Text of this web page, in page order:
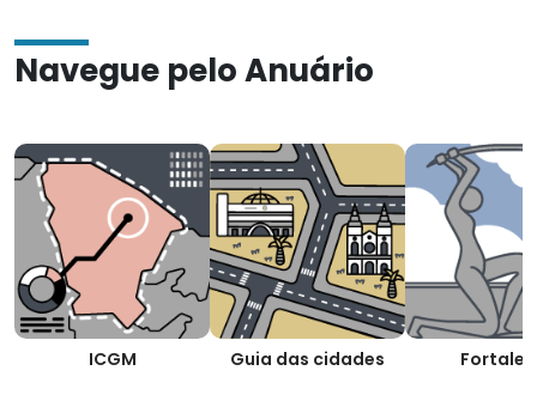
Navegue pelo Anuário
ICGM Guia das cidades